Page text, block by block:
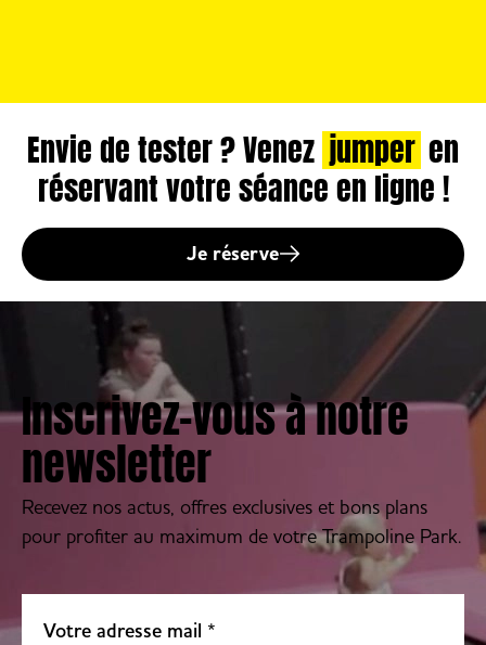
Envie de tester ? Venez jumper en
réservant votre séance en ligne !
Je réserve
Inscrivez-vous à notre
newsletter
Recevez nos actus, offres exclusives et bons plans
pour profiter au maximum de votre Trampoline Park.
Votre adresse mail *